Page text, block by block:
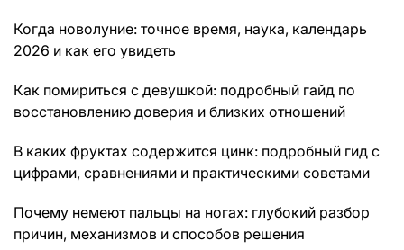
Когда новолуние: точное время, наука, календарь
2026 и как его увидеть
Как помириться с девушкой: подробный гайд по
восстановлению доверия и близких отношений
В каких фруктах содержится цинк: подробный гид с
цифрами, сравнениями и практическими советами
Почему немеют пальцы на ногах: глубокий разбор
причин, механизмов и способов решения